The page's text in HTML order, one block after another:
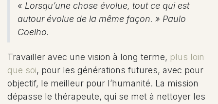
« Lorsqu’une chose évolue, tout ce qui est
autour évolue de la même façon. » Paulo
Coelho.
Travailler avec une vision à long terme, plus loin
que soi, pour les générations futures, avec pour
objectif, le meilleur pour l’humanité. La mission
dépasse le thérapeute, qui se met à nettoyer les